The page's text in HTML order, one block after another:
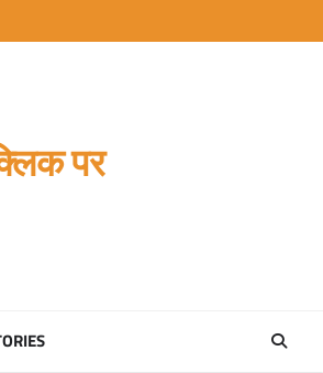
पर